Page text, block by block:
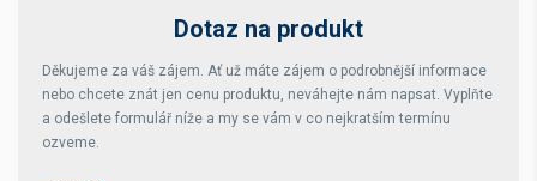
Dotaz na produkt
Děkujeme za váš zájem. Ať už máte zájem o podrobnější informace
nebo chcete znát jen cenu produktu, neváhejte nám napsat. Vyplňte
a odešlete formulář níže a my se vám v co nejkratším termínu
ozveme.